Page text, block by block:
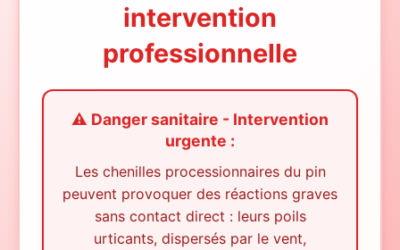
intervention
professionnelle
⚠️ Danger sanitaire - Intervention
urgente :
Les chenilles processionnaires du pin
peuvent provoquer des réactions graves
sans contact direct : leurs poils
urticants, dispersés par le vent,